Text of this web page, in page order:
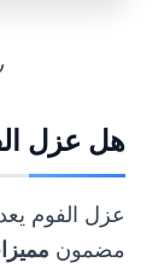
هل عزل
عزل الفوم
مضمون